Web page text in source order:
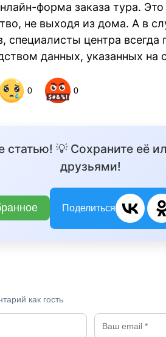
форма заказа тура.
не выходя из дома. А в
специалисты центра всегда
данных, указанных на
0 0
статью! 💡 Сохраните её
друзьями!
Поделиться
как гость